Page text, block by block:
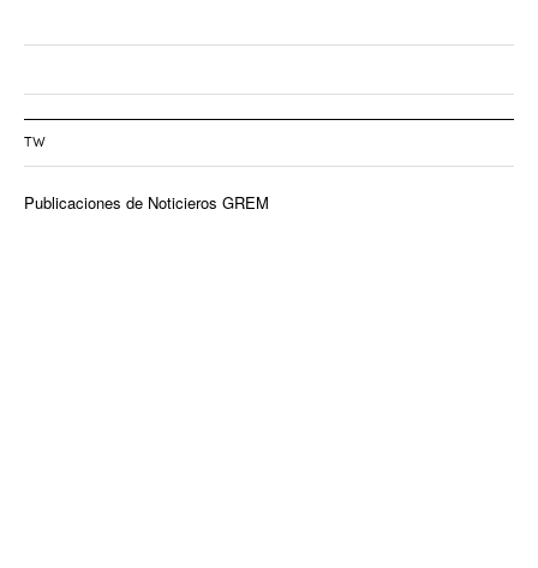
TW
Publicaciones de Noticieros GREM